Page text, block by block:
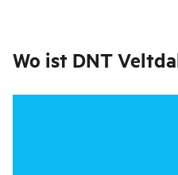
Wo ist DNT